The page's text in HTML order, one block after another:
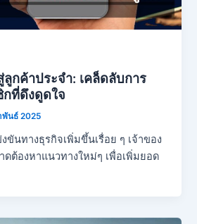
กค้าประจำ: เคล็ดลับการ
กที่ดึงดูดใจ
พันธ์ 2025
นทางธุรกิจเพิ่มขึ้นเรื่อย ๆ เจ้าของ
ดต้องหาแนวทางใหม่ๆ เพื่อเพิ่มยอด